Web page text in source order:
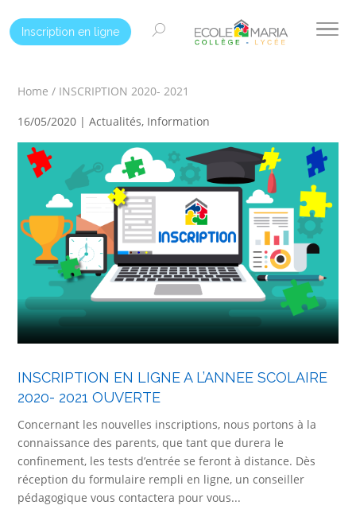
Inscription en ligne
Home / INSCRIPTION 2020- 2021
16/05/2020 | Actualités, Information
INSCRIPTION EN LIGNE A L’ANNEE SCOLAIRE
2020- 2021 OUVERTE
Concernant les nouvelles inscriptions, nous portons à la
connaissance des parents, que tant que durera le
confinement, les tests d’entrée se feront à distance. Dès
réception du formulaire rempli en ligne, un conseiller
pédagogique vous contactera pour vous...